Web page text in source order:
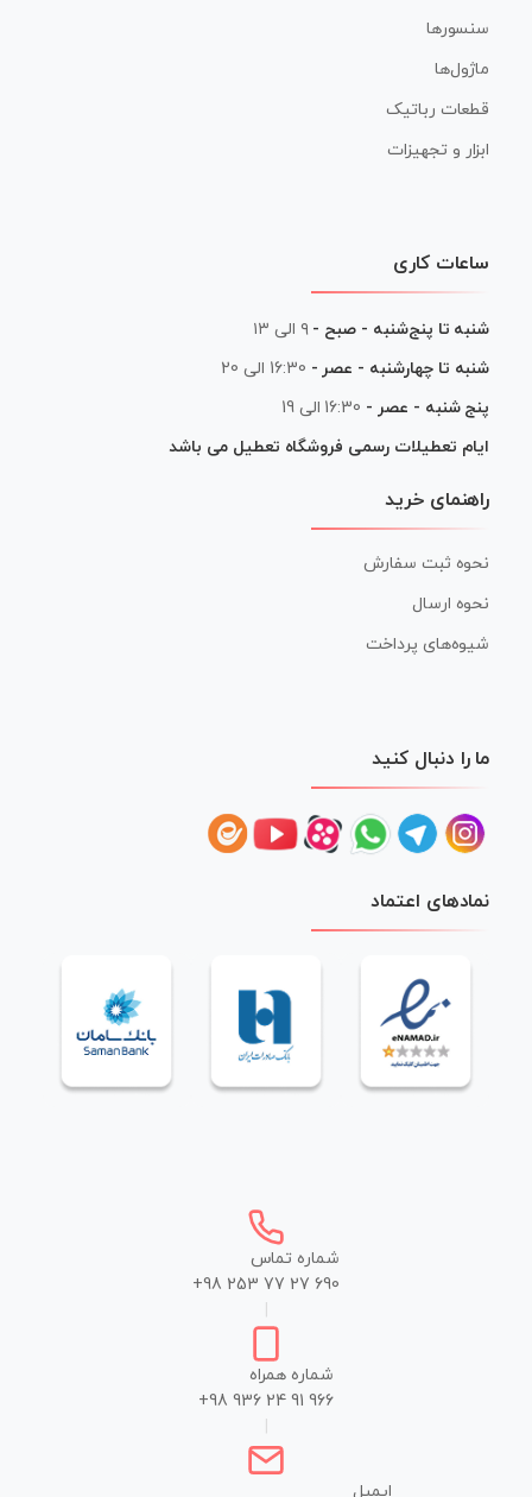
سنسورها
ماژول‌ها
قطعات رباتیک
ابزار و تجهیزات
ساعات کاری
شنبه تا پنج‌شنبه - صبح - ۹ الی ۱۳
شنبه تا چهارشنبه - عصر - 16:30 الی 20
پنج شنبه - عصر - 16:30 الی 19
ایام تعطیلات رسمی فروشگاه تعطیل می باشد
راهنمای خرید
نحوه ثبت سفارش
نحوه ارسال
شیوه‌های پرداخت
ما را دنبال کنید
نمادهای اعتماد
شماره تماس
+98 253 77 27 690
شماره همراه
+98 936 24 91 966
ایمیل